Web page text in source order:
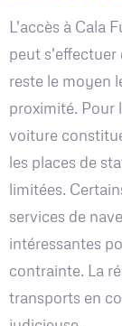
L'accès à Cala
peut s'effectuer
reste le moyen
proximité. Pour
voiture
les places de
limitées.
services de
intéressantes
contrainte. La
transports en